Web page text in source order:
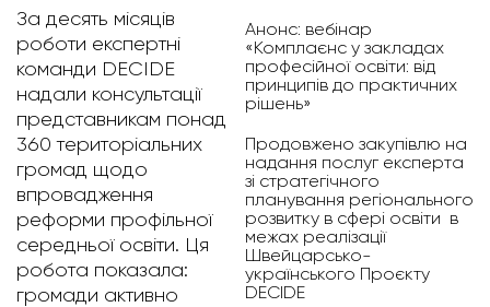
За десять місяців
роботи експертні
команди DECIDE
надали консультації
представникам понад
360 територіальних
громад щодо
впровадження
реформи профільної
середньої освіти. Ця
робота показала:
громади активно
Анонс: вебінар
«Комплаєнс у закладах
професійної освіти: від
принципів до практичних
рішень»
Продовжено закупівлю на
надання послуг експерта
зі стратегічного
планування регіонального
розвитку в сфері освіти в
межах реалізації
Швейцарсько-
українського Проєкту
DECIDE